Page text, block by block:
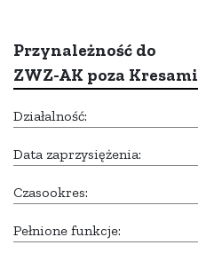
Przynależność do
ZWZ-AK poza Kresami
Działalność:
Data zaprzysiężenia:
Czasookres:
Pełnione funkcje: